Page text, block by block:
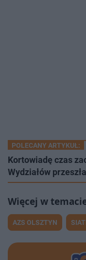
POLECANY ARTYKUŁ:
Kortowiadę czas
Wydziałów
AZS OLSZTYN